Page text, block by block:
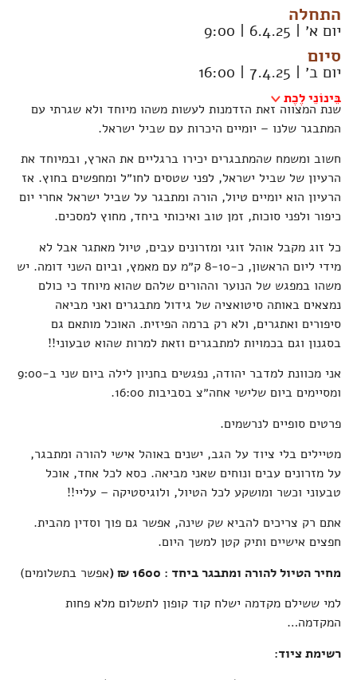
התחלה
יום א׳ | 6.4.25 | 9:00
סיום
יום ב׳ | 7.4.25 | 16:00
בֵּינוֹנֵי לֶכֶת
שנת המצווה זאת הזדמנות לעשות משהו מיוחד ולא שגרתי עם
המתבגר שלנו – יומיים היכרות עם שביל ישראל.
חשוב ומשמח שהמתבגרים יכירו ברגליים את הארץ, ובמיוחד את
הרעיון של שביל ישראל, לפני שטסים לחו״ל ומחפשים בחוץ. אז
הרעיון הוא יומיים טיול, הורה ומתבגר על שביל ישראל אחרי יום
כיפור ולפני סוכות, זמן טוב ואיכותי ביחד, מחוץ למסכים.
כל זוג מקבל אוהל זוגי ומזרונים עבים, טיול מאתגר אבל לא
מידי ליום הראשון, כ-8-10 ק״מ עם מאמץ, וביום השני דומה. יש
משהו במפגש של הנוער וההורים שלהם שהוא מיוחד כי כולם
נמצאים באותה סיטואציה של גידול מתבגרים ואני מביאה
סיפורים ואתגרים, ולא רק ברמה הפיזית. האוכל מותאם גם
בסגנון וגם בכמויות למתבגרים וזאת למרות שהוא טבעוני!!
אני מכוונת למדבר יהודה, נפגשים בחניון לילה ביום שני ב-9:00
ומסיימים ביום שלישי אחה״צ בסביבות 16:00.
פרטים סופיים לנרשמים.
מטיילים בלי ציוד על הגב, ישנים באוהל אישי להורה ומתבגר,
על מזרונים עבים ונוחים שאני מביאה. כסא לכל אחד, אוכל
טבעוני וכשר ומושקע לכל הטיול, ולוגיסטיקה – עליי!!
אתם רק צריכים להביא שק שינה, אפשר גם פוך וסדין מהבית.
חפצים אישיים ותיק קטן למשך היום.
מחיר הטיול להורה ומתבגר ביחד : 1600 ₪ (
אפשר בתשלומים)
למי ששילם מקדמה ישלח קוד קופון לתשלום מלא פחות
המקדמה…
רשימת ציוד: